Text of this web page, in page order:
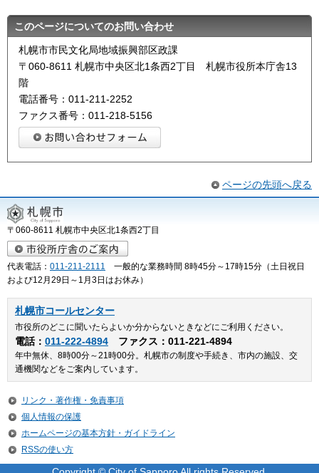
このページについてのお問い合わせ
札幌市市民文化局地域振興部区政課
〒060-8611 札幌市中央区北1条西2丁目 札幌市役所本庁舎13
階
電話番号：011-211-2252
ファクス番号：011-218-5156
ページの先頭へ戻る
〒060-8611 札幌市中央区北1条西2丁目
代表電話： 011-211-2111 一般的な業務時間 8時45分～17時15分（土日祝日
および12月29日～1月3日はお休み）
札幌市コールセンター
市役所のどこに聞いたらよいか分からないときなどにご利用ください。
電話： 011-222-4894 ファクス：011-221-4894
年中無休、8時00分～21時00分。札幌市の制度や手続き、市内の施設、交
通機関などをご案内しています。
リンク・著作権・免責事項
個人情報の保護
ホームページの基本方針・ガイドライン
RSSの使い方